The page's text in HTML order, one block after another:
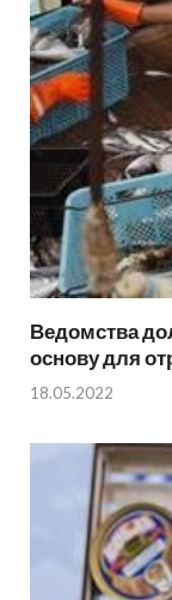
Ведомства
основу для
18.05.2022